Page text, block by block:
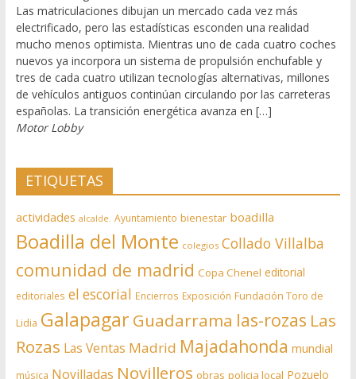
Las matriculaciones dibujan un mercado cada vez más
electrificado, pero las estadísticas esconden una realidad
mucho menos optimista. Mientras uno de cada cuatro coches
nuevos ya incorpora un sistema de propulsión enchufable y
tres de cada cuatro utilizan tecnologías alternativas, millones
de vehículos antiguos continúan circulando por las carreteras
españolas. La transición energética avanza en […]
Motor Lobby
ETIQUETAS
actividades alcalde. Ayuntamiento bienestar boadilla
Boadilla del Monte colegios Collado Villalba
comunidad de madrid Copa Chenel editorial
editoriales el escorial Encierros Exposición Fundación Toro de
Lidia Galapagar Guadarrama las-rozas Las
Rozas Las Ventas Madrid Majadahonda mundial
música Novilladas Novilleros obras policia local Pozuelo